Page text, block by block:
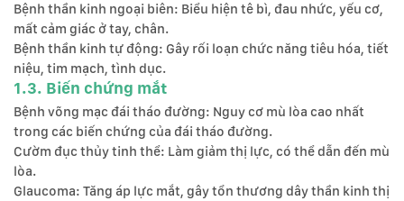
Bệnh thần kinh ngoại biên: Biểu hiện tê bì, đau nhức, yếu cơ,
mất cảm giác ở tay, chân.
Bệnh thần kinh tự động: Gây rối loạn chức năng tiêu hóa, tiết
niệu, tim mạch, tình dục.
1.3. Biến chứng mắt
Bệnh võng mạc đái tháo đường: Nguy cơ mù lòa cao nhất
trong các biến chứng của đái tháo đường.
Cườm đục thủy tinh thể: Làm giảm thị lực, có thể dẫn đến mù
lòa.
Glaucoma: Tăng áp lực mắt, gây tổn thương dây thần kinh thị